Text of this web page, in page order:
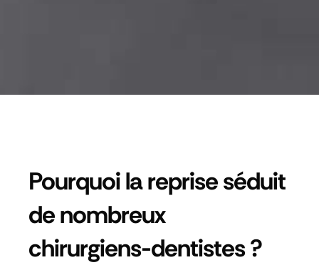
Pourquoi la reprise séduit
de nombreux
chirurgiens-dentistes ?